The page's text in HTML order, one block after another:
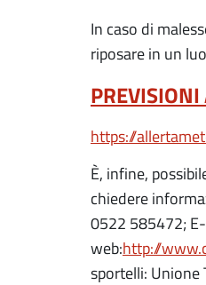
In caso di
riposare in un
PREVISIONI
https://
È, infine,
chiedere
0522 585472;
web:http://
sportelli: Unione